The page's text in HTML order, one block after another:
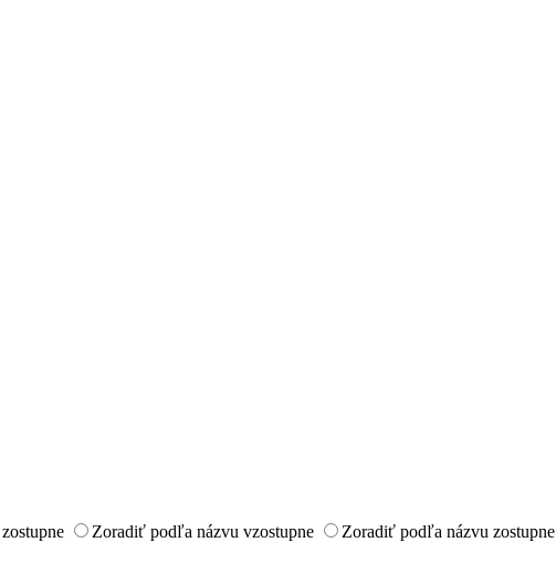
Zoradiť podľa názvu vzostupne
Zoradiť podľa názvu zostupne